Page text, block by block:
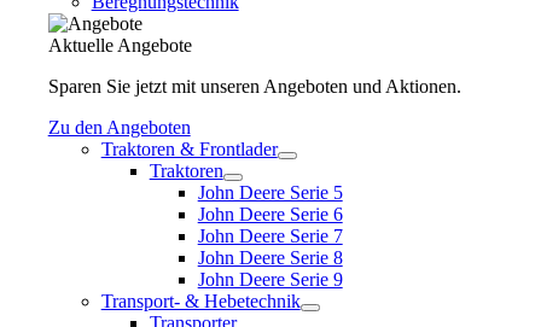
Aktuelle Angebote
Sparen Sie jetzt mit unseren Angeboten und Aktionen.
Zu den Angeboten
Traktoren & Frontlader
Traktoren
John Deere Serie 5
John Deere Serie 6
John Deere Serie 7
John Deere Serie 8
John Deere Serie 9
Transport- & Hebetechnik
Transporter